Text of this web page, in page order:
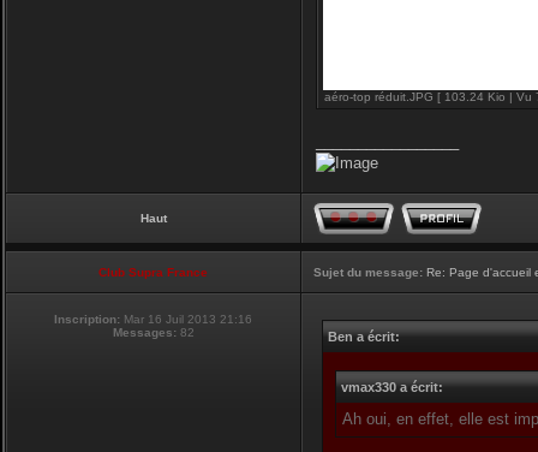
aéro-top réduit.JPG [ 103.24 Kio | Vu
Haut
Club Supra France Sujet du message: Re: Page d'accueil
Inscription: Mar 16 Juil 2013 21:16
Messages: 82 Ben a écrit:
vmax330 a écrit:
Ah oui, en effet, elle est